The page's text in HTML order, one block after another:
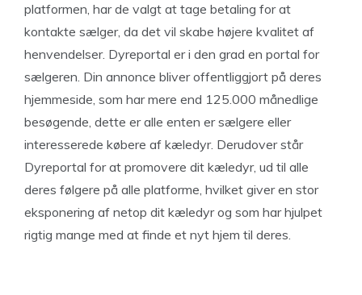
platformen, har de valgt at tage betaling for at
kontakte sælger, da det vil skabe højere kvalitet af
henvendelser. Dyreportal er i den grad en portal for
sælgeren. Din annonce bliver offentliggjort på deres
hjemmeside, som har mere end 125.000 månedlige
besøgende, dette er alle enten er sælgere eller
interesserede købere af kæledyr. Derudover står
Dyreportal for at promovere dit kæledyr, ud til alle
deres følgere på alle platforme, hvilket giver en stor
eksponering af netop dit kæledyr og som har hjulpet
rigtig mange med at finde et nyt hjem til deres.